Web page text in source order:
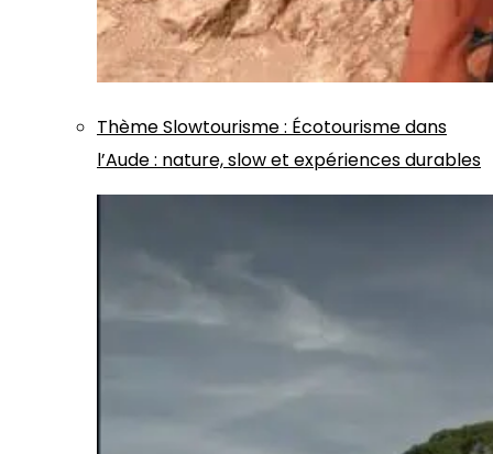
ThèmeSlowtourisme: Écotourisme dans
l’Aude : nature, slow et expériences durables